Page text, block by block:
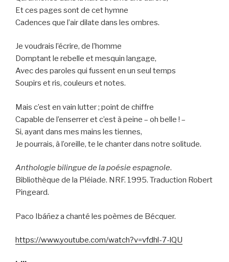
Et ces pages sont de cet hymne
Cadences que l’air dilate dans les ombres.
Je voudrais l’écrire, de l’homme
Domptant le rebelle et mesquin langage,
Avec des paroles qui fussent en un seul temps
Soupirs et ris, couleurs et notes.
Mais c’est en vain lutter ; point de chiffre
Capable de l’enserrer et c’est à peine – oh belle ! –
Si, ayant dans mes mains les tiennes,
Je pourrais, à l’oreille, te le chanter dans notre solitude.
Anthologie bilingue de la poésie espagnole.
Bibliothèque de la Pléiade. NRF. 1995. Traduction Robert
Pingeard.
Paco Ibáñez a chanté les poèmes de Bécquer.
https://www.youtube.com/watch?v=vfdhl-7-lQU